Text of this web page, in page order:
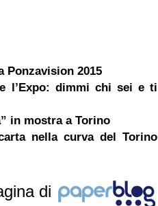
Ponzavision 2015
l’Expo: dimmi chi sei e ti
in mostra a Torino
nella curva del Torino
di